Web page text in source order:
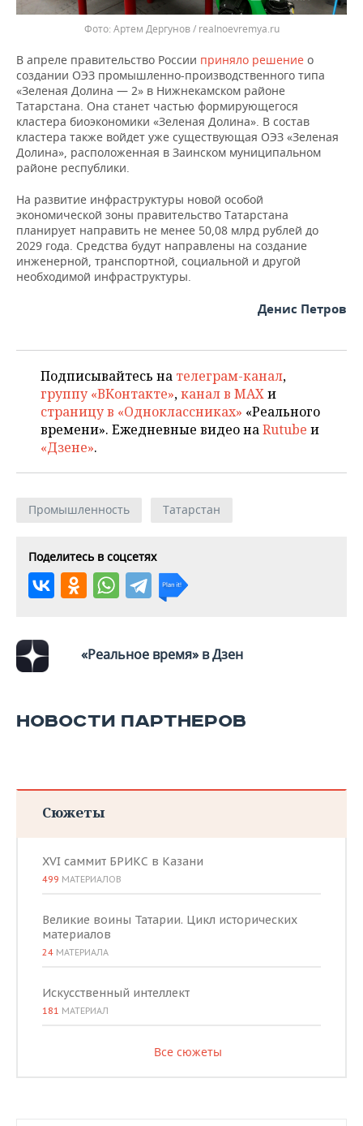
Артем Дергунов / realnoevremya.ru
В апреле правительство России приняло решение о
создании ОЭЗ промышленно-производственного типа
«Зеленая Долина — 2» в Нижнекамском районе
Татарстана. Она станет частью формирующегося
кластера биоэкономики «Зеленая Долина». В состав
кластера также войдет уже существующая ОЭЗ «Зеленая
Долина», расположенная в Заинском муниципальном
районе республики.
На развитие инфраструктуры новой особой
экономической зоны правительство Татарстана
планирует направить не менее 50,08 млрд рублей до
2029 года. Средства будут направлены на создание
инженерной, транспортной, социальной и другой
необходимой инфраструктуры.
Денис Петров
Подписывайтесь на телеграм-канал,
группу «ВКонтакте»,канал в MAXи
страницу в «Одноклассниках» «Реального
времени». Ежедневные видео наRutube и
«Дзене».
Промышленность Татарстан
Поделитесь в соцсетях
«Реальное время» в Дзен
НОВОСТИ ПАРТНЕРОВ
Сюжеты
XVI саммит БРИКС в Казани
499 МАТЕРИАЛОВ
Великие воины Татарии. Цикл исторических
материалов
24 МАТЕРИАЛА
Искусственный интеллект
181 МАТЕРИАЛ
Все сюжеты